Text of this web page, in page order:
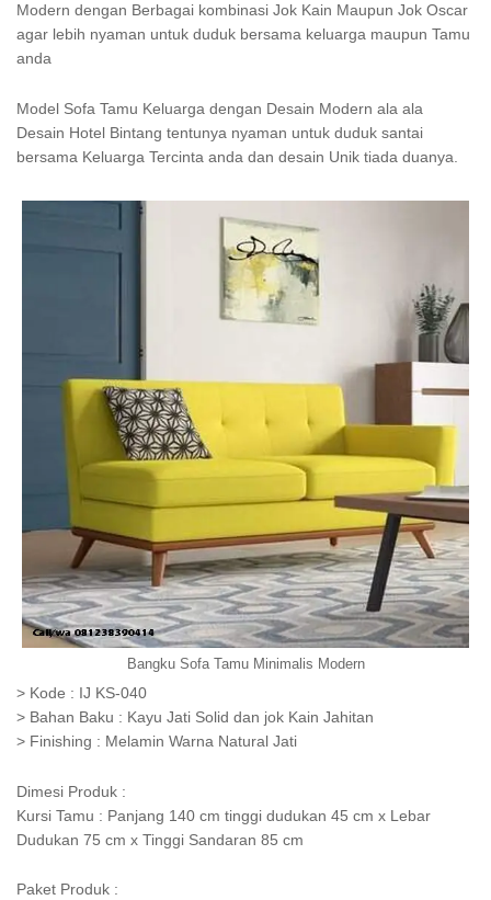
Modern dengan Berbagai kombinasi Jok Kain Maupun Jok Oscar
agar lebih nyaman untuk duduk bersama keluarga maupun Tamu
anda
Model Sofa Tamu Keluarga dengan Desain Modern ala ala
Desain Hotel Bintang tentunya nyaman untuk duduk santai
bersama Keluarga Tercinta anda dan desain Unik tiada duanya.
Bangku Sofa Tamu Minimalis Modern
> Kode : IJ KS-040
> Bahan Baku : Kayu Jati Solid dan jok Kain Jahitan
> Finishing : Melamin Warna Natural Jati
Dimesi Produk :
Kursi Tamu : Panjang 140 cm tinggi dudukan 45 cm x Lebar
Dudukan 75 cm x Tinggi Sandaran 85 cm
Paket Produk :